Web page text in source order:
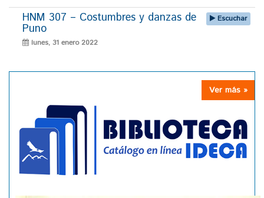
HNM 307 – Costumbres y danzas de
Puno
lunes, 31 enero 2022
Escuchar
Ver más »